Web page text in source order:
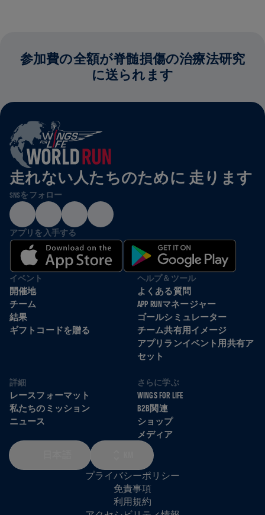
参加費の全額が脊髄損傷の治療法研究
に送られます
走れない人たちのために 走ります
SNSをフォロー
アプリを入手する
イベント
開催地
チーム
結果
ギフトコードを贈る
ヘルプ＆ツール
よくある質問
APP RUNマネージャー
ゴールシミュレーター
チーム共有用イメージ
アプリランイベント用共有ア
セット
詳細
レースフォーマット
私たちのミッション
ニュース
さらに学ぶ
WINGS FOR LIFE
B2B関連
ショップ
メディア
プライバシーポリシー
免責事項
利用規約